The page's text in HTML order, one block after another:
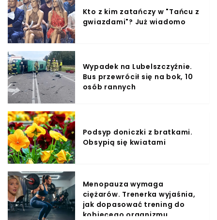
Kto z kim zatańczy w "Tańcu z
gwiazdami"? Już wiadomo
Wypadek na Lubelszczyźnie.
Bus przewrócił się na bok, 10
osób rannych
Podsyp doniczki z bratkami.
Obsypią się kwiatami
Menopauza wymaga
ciężarów. Trenerka wyjaśnia,
jak dopasować trening do
kobiecego organizmu